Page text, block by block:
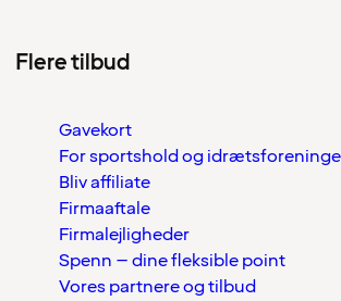
Flere tilbud
Gavekort
For sportshold og
Bliv affiliate
Firmaaftale
Firmalejligheder
Spenn – dine fleksible point
Vores partnere og tilbud